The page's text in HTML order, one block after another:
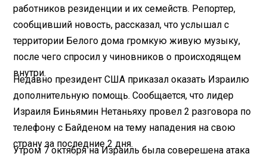
работников резиденции и их семейств. Репортер,
сообщивший новость, рассказал, что услышал с
территории Белого дома громкую живую музыку,
после чего спросил у чиновников о происходящем
внутри.
Недавно президент США приказал оказать Израилю
дополнительную помощь. Сообщается, что лидер
Израиля Биньямин Нетаньяху провел 2 разговора по
телефону с Байденом на тему нападения на свою
страну за последние 2 дня.
Утром 7 октября на Израиль была соверешена атака